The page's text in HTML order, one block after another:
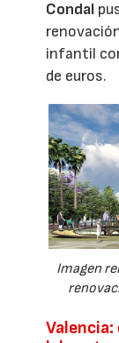
Condal
infantil
de euros.
Imagen